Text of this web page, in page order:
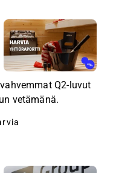
Q2-luvut
vetämänä.